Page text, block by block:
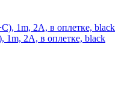
1m, 2A, в оплетке, black